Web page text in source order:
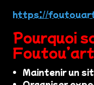
https://
Pourquoi
Maintenir un